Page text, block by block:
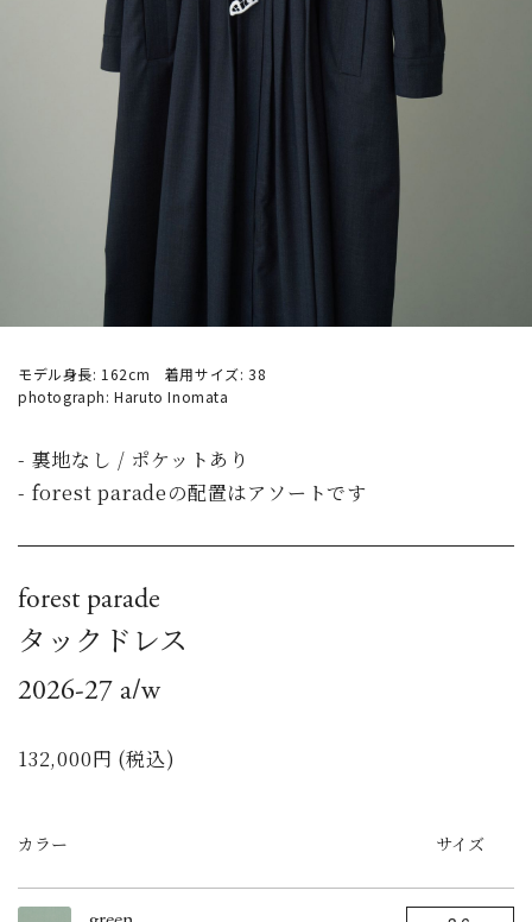
モデル身長: 162cm 着用サイズ: 38
photograph: Haruto Inomata
- 裏地なし / ポケットあり
- forest paradeの配置はアソートです
forest parade
タックドレス
2026-27 a/w
132,000円 (税込)
カラー サイズ